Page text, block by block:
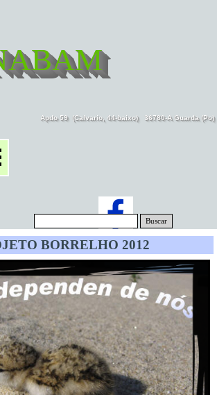
Apdo 59  (Calvario, 44-baixo)   36780-A Guarda
Buscar
BORRELHO 2012